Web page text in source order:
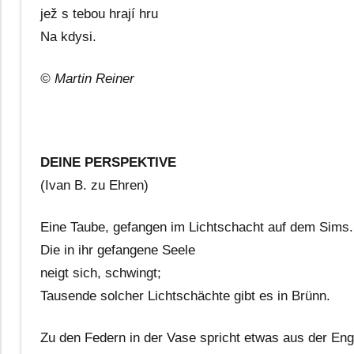
jež s tebou hrají hru
Na kdysi.
© Martin Reiner
DEINE PERSPEKTIVE
(Ivan B. zu Ehren)
Eine Taube, gefangen im Lichtschacht auf dem Sims.
Die in ihr gefangene Seele
neigt sich, schwingt;
Tausende solcher Lichtschächte gibt es in Brünn.
Zu den Federn in der Vase spricht etwas aus der